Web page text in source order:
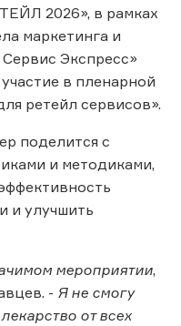
2026», в рамках
маркетинга и
Экспресс»
в пленарной
ретейл сервисов».
поделится с
и методиками,
и улучшить
мероприятии,
- Я не смогу
от всех